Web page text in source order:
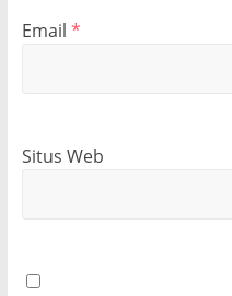
Email *
Situs Web